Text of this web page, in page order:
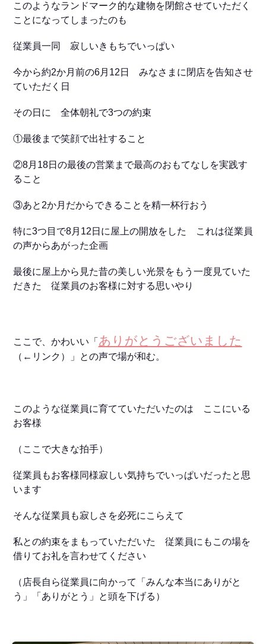
このようなランドマーク的な建物を閉館させていただく
ことになってしまったのも
従業員一同 寂しいきもちでいっぱい
今から約2か月前の6月12日 みなさまに閉店を告知させ
ていただく日
その日に 全体朝礼で3つの約束
①最後まで笑顔で出社すること
②8月18日の最後の営業まで最高のおもてなしを実践す
ること
③あと2か月だからできることを精一杯行おう
特に3つ目で8月12日に屋上の開放をした これは従業員
の声からあがった企画
最後に屋上から見た昔の美しい光景をもう一度見ていた
だきた 従業員のお客様に対する思いやり
ここで、かわいい「 ありがとうございました
（←リンク）」との声で場が和む。
このような従業員に育てていただいたのは ここにいる
お客様
（ここで大きな拍手）
従業員もお客様同様寂しい気持ちでいっぱいだったと思
います
そんな従業員も寂しさを必死にこらえて
私との約束をまもっていただいた 従業員にもこの場を
借りてお礼を言わせてください
（店長自ら従業員に向かって「みんな本当にありがと
う」「ありがとう」と頭を下げる）